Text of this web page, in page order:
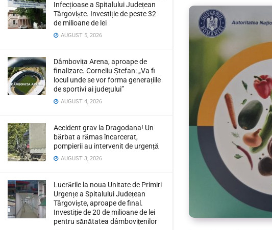
Infecțioase a Spitalului Județean
Târgoviște. Investiție de peste 32
de milioane de lei
AUGUST 5, 2026
Dâmbovița Arena, aproape de
finalizare. Corneliu Ștefan: „Va fi
locul unde se vor forma generațiile
de sportivi ai județului”
AUGUST 4, 2026
Accident grav la Dragodana! Un
bărbat a rămas încarcerat,
pompierii au intervenit de urgență
AUGUST 3, 2026
Lucrările la noua Unitate de Primiri
Urgențe a Spitalului Județean
Târgoviște, aproape de final.
Investiție de 20 de milioane de lei
pentru sănătatea dâmbovițenilor